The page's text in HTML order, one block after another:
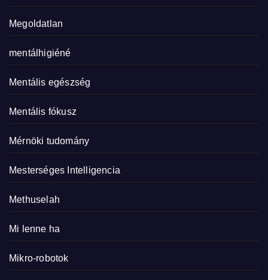
Megoldatlan
mentálhigiéné
Mentális egészség
Mentális fókusz
Mérnöki tudomány
Mesterséges Intelligencia
Methuselah
Mi lenne ha
Mikro-robotok